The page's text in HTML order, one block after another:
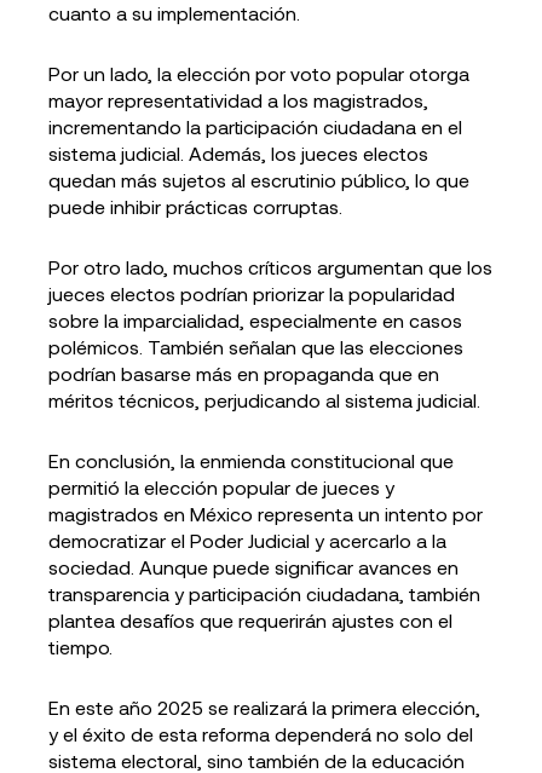
cuanto a su implementación.
Por un lado, la elección por voto popular otorga
mayor representatividad a los magistrados,
incrementando la participación ciudadana en el
sistema judicial. Además, los jueces electos
quedan más sujetos al escrutinio público, lo que
puede inhibir prácticas corruptas.
Por otro lado, muchos críticos argumentan que los
jueces electos podrían priorizar la popularidad
sobre la imparcialidad, especialmente en casos
polémicos. También señalan que las elecciones
podrían basarse más en propaganda que en
méritos técnicos, perjudicando al sistema judicial.
En conclusión, la enmienda constitucional que
permitió la elección popular de jueces y
magistrados en México representa un intento por
democratizar el Poder Judicial y acercarlo a la
sociedad. Aunque puede significar avances en
transparencia y participación ciudadana, también
plantea desafíos que requerirán ajustes con el
tiempo.
En este año 2025 se realizará la primera elección,
y el éxito de esta reforma dependerá no solo del
sistema electoral, sino también de la educación